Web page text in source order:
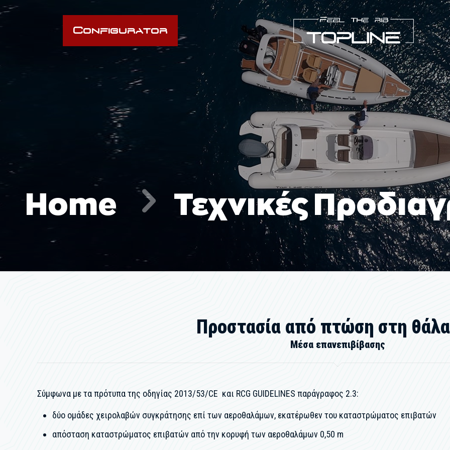
Configurator
Home Τεχνικές
Προστασία από πτώση στη
Μέσα επανεπιβίβασης
Σύμφωνα με τα πρότυπα της οδηγίας 2013/53/CE και RCG GUIDELINES παράγραφος 2.3:
δύο ομάδες χειρολαβών συγκράτησης επί των αεροθαλάμων, εκατέρωθεν του καταστρώματος επιβατών
απόσταση καταστρώματος επιβατών από την κορυφή των αεροθαλάμων 0,50 m